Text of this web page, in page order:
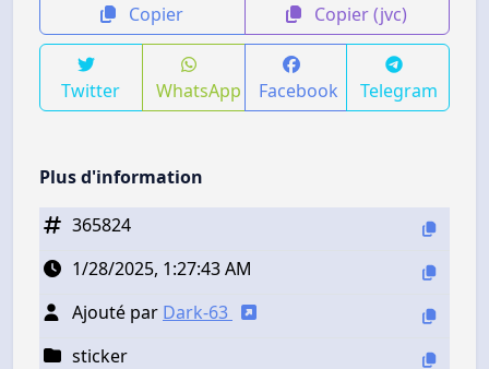
Copier Copier (jvc)
Twitter WhatsApp Facebook Telegram
Plus d'information
365824
1/28/2025, 1:27:43 AM
Ajouté par Dark-63
sticker